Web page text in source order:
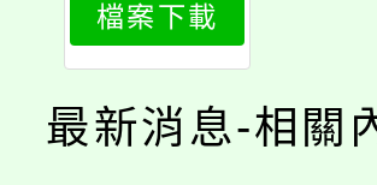
檔案下載
最新消息-相關